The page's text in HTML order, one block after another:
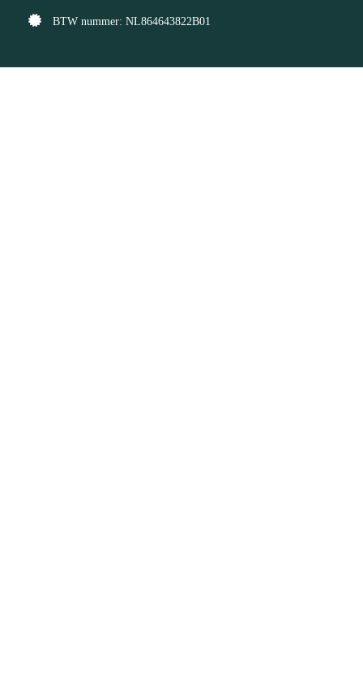
BTW nummer: NL864643822B01